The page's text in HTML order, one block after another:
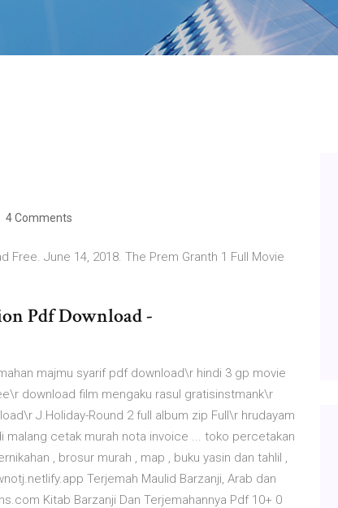
4 Comments
Free. June 14, 2018. The Prem Granth 1 Full Movie
Pdf Download -
majmu syarif pdf download\r hindi 3 gp movie
download film mengaku rasul gratisinstmank\r
J.Holiday-Round 2 full album zip Full\r hrudayam
cetak murah nota invoice ... toko percetakan
, brosur murah , map , buku yasin dan tahlil ,
Terjemah Maulid Barzanji, Arab dan
Kitab Barzanji Dan Terjemahannya Pdf 10+ 0